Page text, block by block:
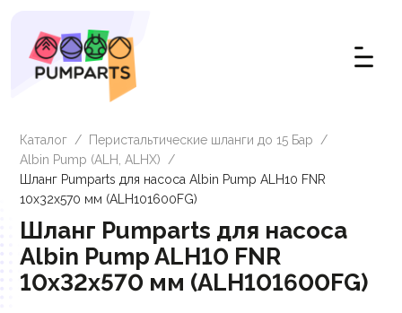
Каталог / Перистальтические шланги до 15 Бар
/
Albin Pump (ALH, ALHX)
/
Шланг Pumparts для насоса Albin Pump ALH10 FNR
10х32x570 мм (ALH101600FG)
Шланг Pumparts для насоса
Albin Pump ALH10 FNR
10х32x570 мм (ALH101600FG)